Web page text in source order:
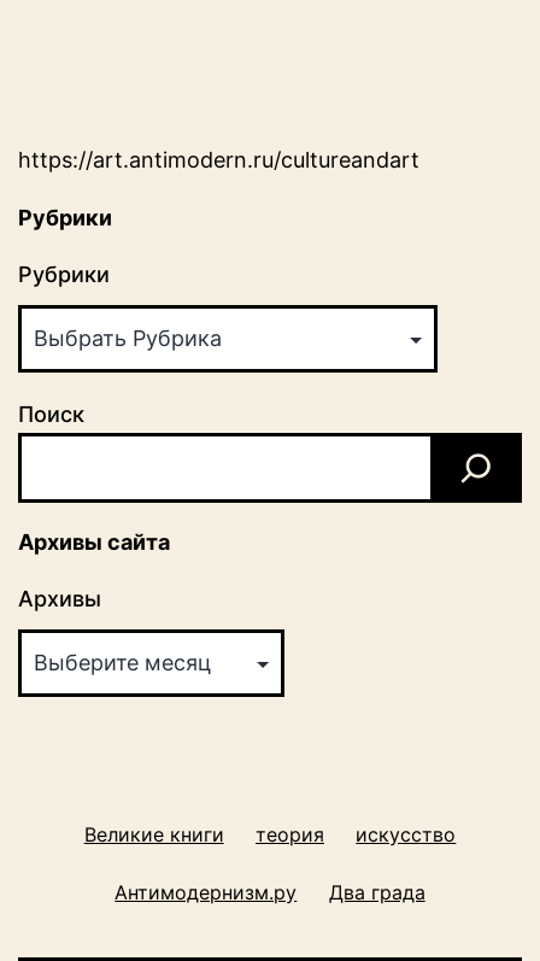
https://art.antimodern.ru/cultureandart
Рубрики
Рубрики
Поиск
Архивы сайта
Архивы
Великие книги теория искусство
Антимодернизм.ру Два града